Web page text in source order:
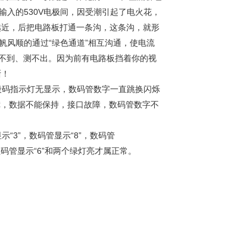
的530V电极间，因受潮引起了电火花，
，后把电路板打通一条沟，这条沟，就形
风顺的通过“绿色通道”相互沟通，使电流
到、测不出。因为前有电路板挡着你的视
指示灯无显示，数码管数字一直跳换闪烁
数据不能保持，接口故障，数码管数字不
“3”，数码管显示“8”，数码管
管显示“6”和两个绿灯亮才属正常。